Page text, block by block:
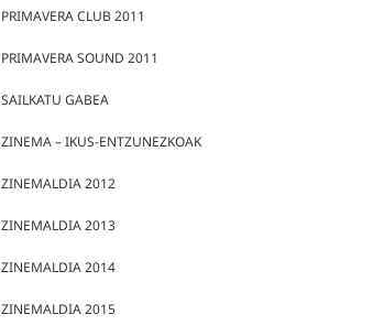
PRIMAVERA CLUB 2011
PRIMAVERA SOUND 2011
SAILKATU GABEA
ZINEMA – IKUS-ENTZUNEZKOAK
ZINEMALDIA 2012
ZINEMALDIA 2013
ZINEMALDIA 2014
ZINEMALDIA 2015